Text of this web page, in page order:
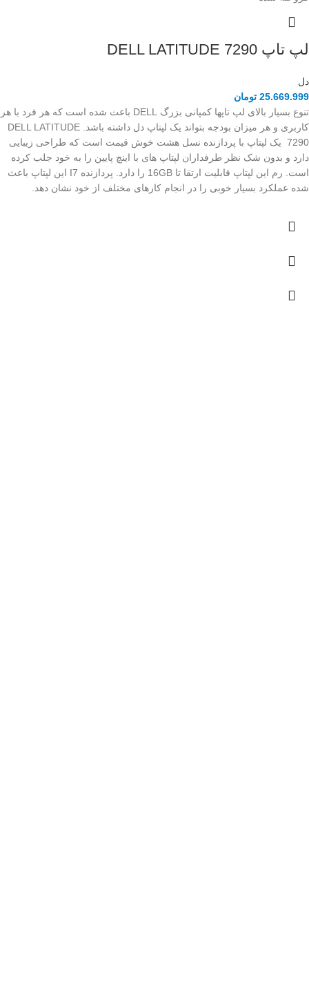
لپ تاپ DELL LATITUDE 7290
دل
25.669.999 تومان
تنوع بسیار بالای لپ تاپها کمپانی بزرگ DELL باعث شده است که هر فرد با هر
کاربری و هر میزان بودجه بتواند یک لپتاپ دل داشته باشد. DELL LATITUDE
7290 یک لپتاپ با پردازنده نسل هشت خوش قیمت است که طراحی زیبایی
دارد و بدون شک نظر طرفداران لپتاپ های با اینچ پایین را به خود جلب کرده
است. رم این لپتاپ قابلیت ارتقا تا 16GB را دارد. پردازنده I7 این لپتاپ باعث
شده عملکرد بسیار خوبی را در انجام کارهای مختلف از خود نشان دهد.